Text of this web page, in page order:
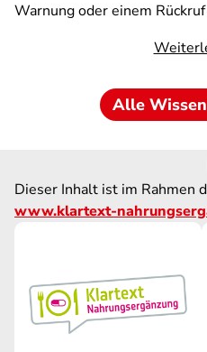
Warnung oder einem
Alle
Dieser Inhalt ist im Rahmen
www.klartext-